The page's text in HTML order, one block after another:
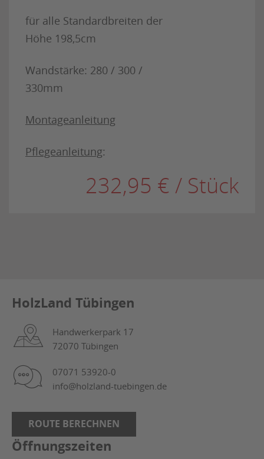
für alle Standardbreiten der
Höhe 198,5cm
Wandstärke: 280 / 300 /
330mm
Montageanleitung
Pflegeanleitung:
232,95 € / Stück
HolzLand Tübingen
Handwerkerpark 17
72070 Tübingen
07071 53920-0
info@holzland-tuebingen.de
ROUTE BERECHNEN
Öffnungszeiten